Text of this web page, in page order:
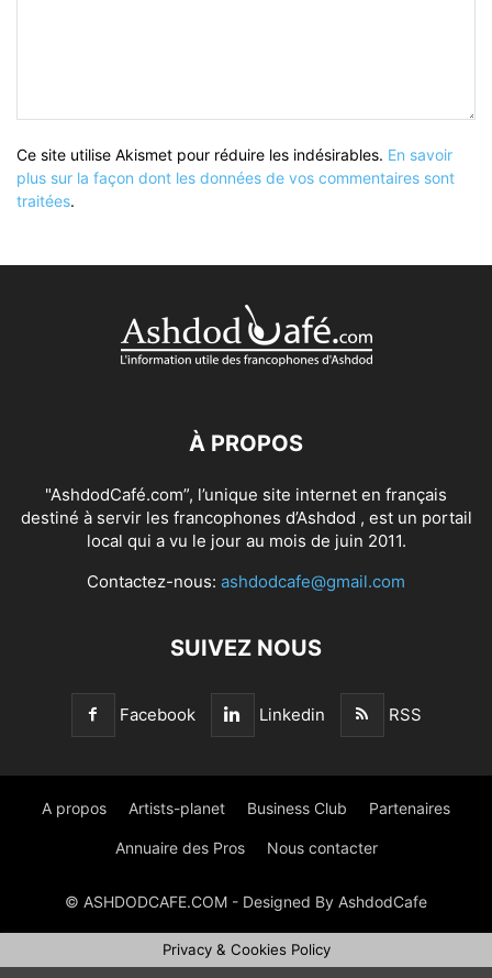
Ce site utilise Akismet pour réduire les indésirables. En savoir
plus sur la façon dont les données de vos commentaires sont
traitées.
À PROPOS
"AshdodCafé.com”, l’unique site internet en français
destiné à servir les francophones d’Ashdod , est un portail
local qui a vu le jour au mois de juin 2011.
Contactez-nous: ashdodcafe@gmail.com
SUIVEZ NOUS
Facebook Linkedin RSS
A propos Artists-planet Business Club Partenaires
Annuaire des Pros Nous contacter
© ASHDODCAFE.COM - Designed By AshdodCafe
Privacy & Cookies Policy